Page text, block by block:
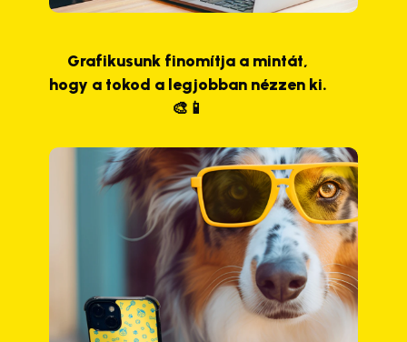
Grafikusunk finomítja a mintát,
hogy a tokod a legjobban nézzen ki.
🎨📱